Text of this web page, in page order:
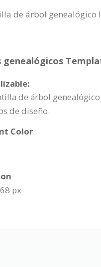
de árbol genealógico
genealógicos
de árbol
de diseño.
Color
px